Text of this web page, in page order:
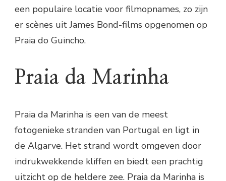
een populaire locatie voor filmopnames, zo zijn
er scènes uit James Bond-films opgenomen op
Praia do Guincho.
Praia da Marinha
Praia da Marinha is een van de meest
fotogenieke stranden van Portugal en ligt in
de Algarve. Het strand wordt omgeven door
indrukwekkende kliffen en biedt een prachtig
uitzicht op de heldere zee. Praia da Marinha is